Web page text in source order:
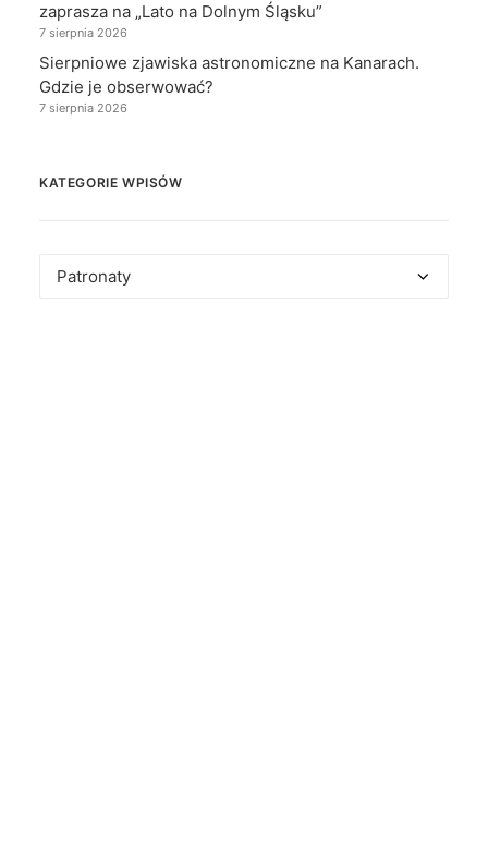
zaprasza na „Lato na Dolnym Śląsku”
7 sierpnia 2026
Sierpniowe zjawiska astronomiczne na Kanarach.
Gdzie je obserwować?
7 sierpnia 2026
KATEGORIE WPISÓW
Kategorie